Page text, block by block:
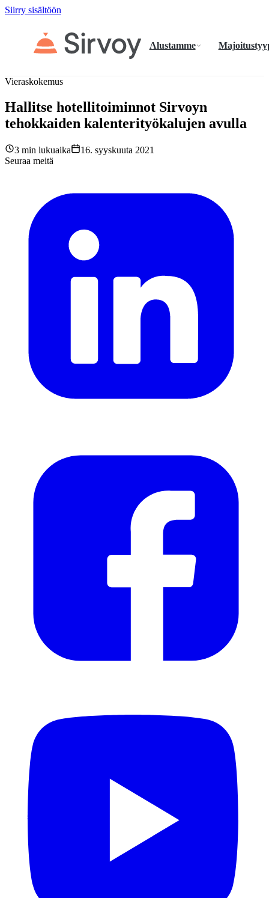
Siirry sisältöön
Alustamme
Vieraskokemus
Hallitse hotellitoiminnot Sirvoyn
tehokkaiden kalenterityökalujen avulla
3 min lukuaika
16. syyskuuta 2021
Seuraa meitä